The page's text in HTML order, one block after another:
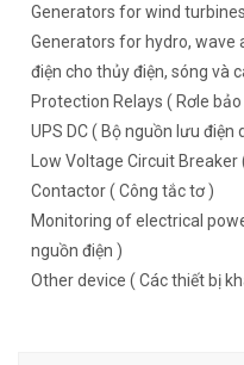
Generators for wind
Generators for hydro, wave
điện cho thủy điện, sóng và
Protection Relays ( Rơle bảo
UPS DC ( Bộ nguồn lưu điện
Low Voltage Circuit
Contactor ( Công tắc tơ )
Monitoring of electrical
nguồn điện )
Other device ( Các thiết bị